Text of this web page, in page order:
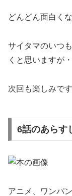
どんどん面白く
サイタマのいつ
くと思いますが・
次回も楽しみです
6話のあらす
アニメ、ワンパ